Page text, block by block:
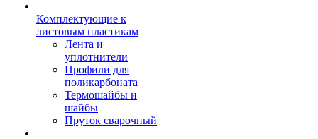
Комплектующие к
листовым пластикам
Лента и
уплотнители
Профили для
поликарбоната
Термошайбы и
шайбы
Пруток сварочный